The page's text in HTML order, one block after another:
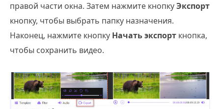
правой части окна. Затем нажмите кнопкуЭкспорт
кнопку, чтобы выбрать папку назначения.
Наконец, нажмите кнопку Начать экспорт кнопка,
чтобы сохранить видео.